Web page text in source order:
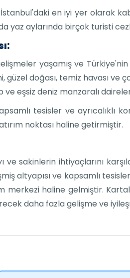
en iyi yer olarak
yaz aylarında birçok turisti
yaşamış ve
doğası, temiz havası ve
eşsiz deniz manzaralı
tesisler ve ayrıcalıklı
noktası haline getirmiştir.
ve sakinlerin ihtiyaçlarını
altyapısı ve kapsamlı
merkezi haline gelmiştir.
daha fazla gelişme ve